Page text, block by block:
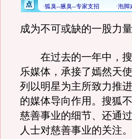
成为不可或缺的一股力
在过去的一年中，搜
乐媒体，承接了嫣然天
列以明星为主所致力推
的媒体导向作用。搜狐
慈善事业的细节、还通
人士对慈善事业的关注。